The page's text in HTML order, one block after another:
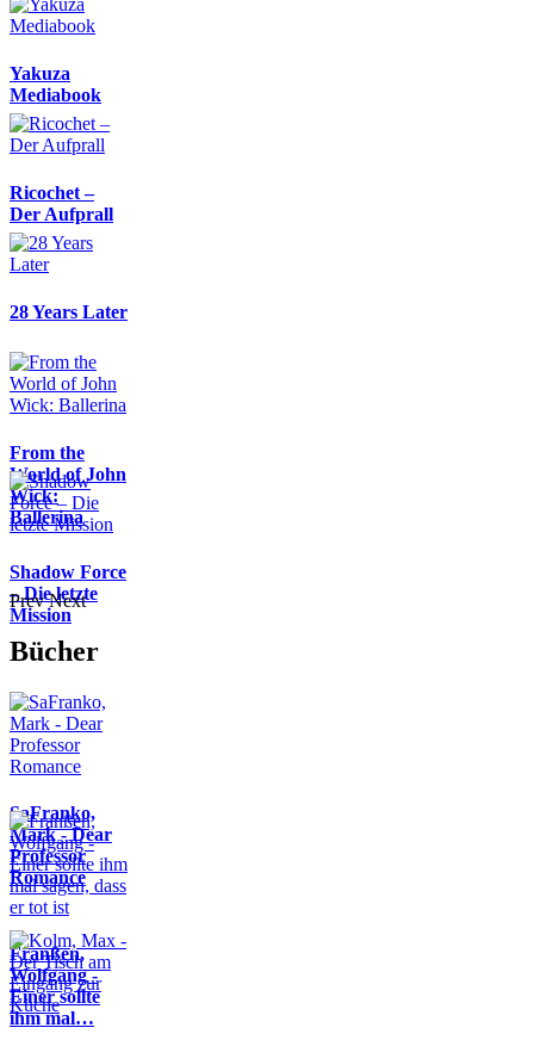
Yakuza
Mediabook
Ricochet –
Der Aufprall
28 Years Later
From the
World of John
Wick:
Ballerina
Shadow Force
– Die letzte
Mission
Prev Next
Bücher
SaFranko,
Mark - Dear
Professor
Romance
Franßen,
Wolfgang -
Einer sollte
ihm mal…